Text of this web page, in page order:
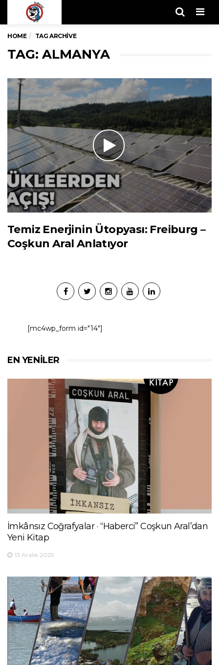
HOME TAG ARCHIVE
TAG: ALMANYA
Temiz Enerjinin Ütopyası: Freiburg –
Coşkun Aral Anlatıyor
[mc4wp_form id="14"]
EN YENILER
İmkânsız Coğrafyalar · “Haberci” Coşkun Aral’dan
Yeni Kitap
13 Aralık 2025